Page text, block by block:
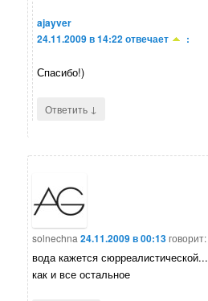
ajayver
24.11.2009 в 14:22отвечает :
Спасибо!)
Ответить ↓
solnechna 24.11.2009 в 00:13говорит:
вода кажется сюрреалистической...
как и все остальное